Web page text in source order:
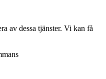
av dessa tjänster. Vi kan få